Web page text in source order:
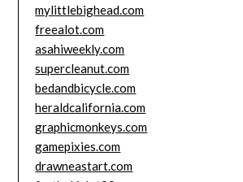
mylittlebighead.com
freealot.com
asahiweekly.com
supercleanut.com
bedandbicycle.com
heraldcalifornia.com
graphicmonkeys.com
gamepixies.com
drawneastart.com